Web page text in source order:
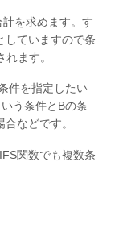
を求めます。す
していますので条
ます。
件を指定したい
う条件とBの条
などです。
関数でも複数条